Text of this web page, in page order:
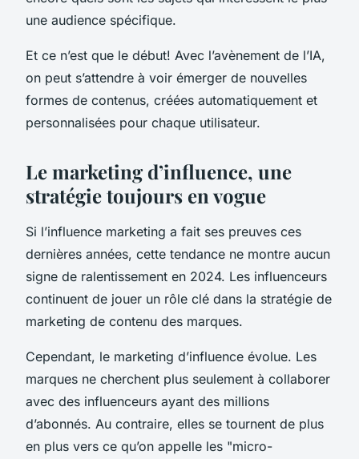
une audience spécifique.
Et ce n’est que le début! Avec l’avènement de l’IA,
on peut s’attendre à voir émerger de nouvelles
formes de contenus, créées automatiquement et
personnalisées pour chaque utilisateur.
Le marketing d’influence, une
stratégie toujours en vogue
Si l’influence marketing a fait ses preuves ces
dernières années, cette tendance ne montre aucun
signe de ralentissement en 2024. Les influenceurs
continuent de jouer un rôle clé dans la stratégie de
marketing de contenu des marques.
Cependant, le marketing d’influence évolue. Les
marques ne cherchent plus seulement à collaborer
avec des influenceurs ayant des millions
d’abonnés. Au contraire, elles se tournent de plus
en plus vers ce qu’on appelle les "micro-